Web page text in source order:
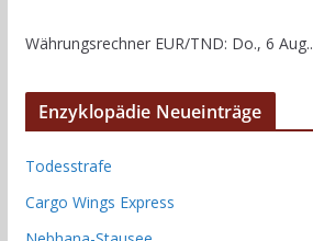
Währungsrechner EUR/TND: Do., 6 Aug..
Enzyklopädie Neueinträge
Todesstrafe
Cargo Wings Express